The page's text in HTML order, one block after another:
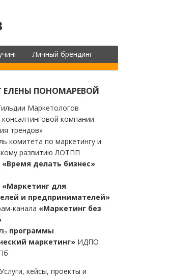
Личный брендинг
ПОНОМАРЕВОЙ
Маркетологов
компании
трендов»
комитета по маркетингу и
развитию ЛОТПП
«Время делать бизнес»
«Маркетинг для
и предпринимателей»
канала «Маркетинг без
программы
маркетинг» ИДПО
кейсы, проекты и